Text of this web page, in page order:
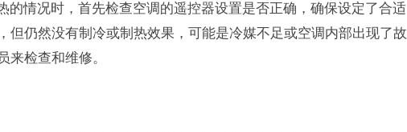
的情况时，首先检查空调的遥控器设置是否正确，确保设定了合适
但仍然没有制冷或制热效果，可能是冷媒不足或空调内部出现了故
来检查和维修。